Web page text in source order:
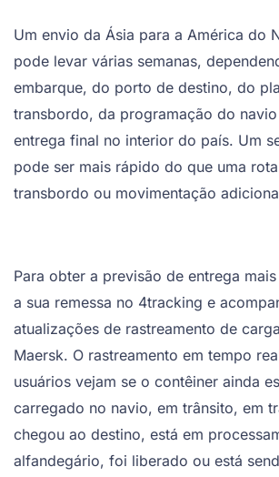
Um envio da Ásia para a América do
pode levar várias semanas,
embarque, do porto de destino, do
transbordo, da programação do
entrega final no interior do país. Um
pode ser mais rápido do que uma
transbordo ou movimentação
Para obter a previsão de entrega
a sua remessa no 4tracking e
atualizações de rastreamento de
Maersk. O rastreamento em tempo
usuários vejam se o contêiner ainda
carregado no navio, em trânsito, em
chegou ao destino, está em
alfandegário, foi liberado ou está